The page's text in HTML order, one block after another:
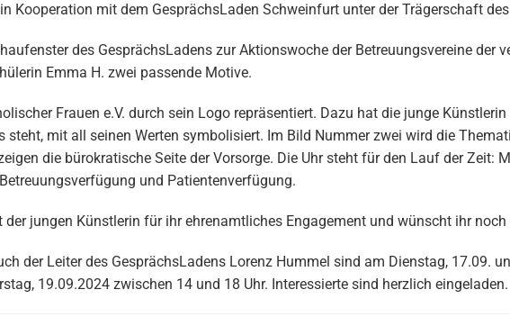
Kooperation mit dem GesprächsLaden Schweinfurt unter der Trägerschaft
des GesprächsLadens zur Aktionswoche der Betreuungsvereine der
Emma H. zwei passende Motive.
Frauen e.V. durch sein Logo repräsentiert. Dazu hat die junge
steht, mit all seinen Werten symbolisiert. Im Bild Nummer zwei wird die
die bürokratische Seite der Vorsorge. Die Uhr steht für den Lauf der Zeit:
und Patientenverfügung.
der jungen Künstlerin für ihr ehrenamtliches Engagement und wünscht ihr
der Leiter des GesprächsLadens Lorenz Hummel sind am Dienstag, 17.09.
19.09.2024 zwischen 14 und 18 Uhr. Interessierte sind herzlich eingeladen.